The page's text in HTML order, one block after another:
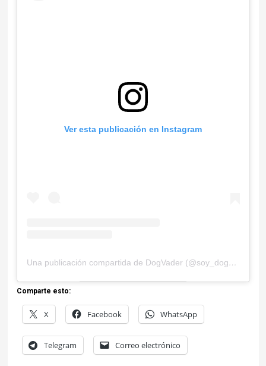
Ver esta publicación en Instagram
Una publicación compartida de DogVader (@soy_dogvader)
Comparte esto:
X Facebook WhatsApp
Telegram Correo electrónico